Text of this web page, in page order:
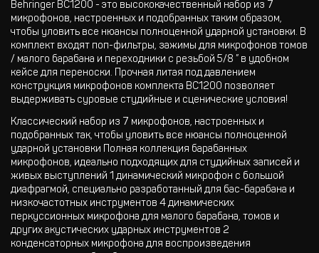
Behringer BC1200 - это высококачественный набор из 7
микрофонов, настроенных и подобранных таким образом,
чтобы уловить все нюансы полноценной ударной установки. В
комплект входят поп-фильтры, зажимы для микрофонов томов
/ малого барабана и переходники с резьбой 5/8 ” в удобном
кейсе для переноски. Прочная литая под давлением
конструкция микрофонов комплекта BC1200 позволяет
выдерживать суровые студийные и сценические условия!
Классический набор из 7 микрофонов, настроенных и
подобранных так, чтобы уловить все нюансы полноценной
ударной установки Полная коллекция барабанных
микрофонов, идеально подходящих для студийных записей и
живых выступлений 1 динамический микрофон с большой
диафрагмой, специально разработанный для бас-барабана и
низкочастотных инструментов 4 динамических
перкуссионных микрофона для малого барабана, томов и
других акустических ударных инструментов 2
конденсаторных микрофона для воспроизведения